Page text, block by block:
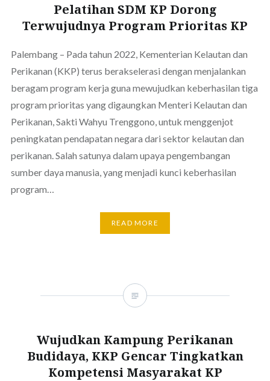
Pelatihan SDM KP Dorong
Terwujudnya Program Prioritas KP
Palembang – Pada tahun 2022, Kementerian Kelautan dan
Perikanan (KKP) terus berakselerasi dengan menjalankan
beragam program kerja guna mewujudkan keberhasilan tiga
program prioritas yang digaungkan Menteri Kelautan dan
Perikanan, Sakti Wahyu Trenggono, untuk menggenjot
peningkatan pendapatan negara dari sektor kelautan dan
perikanan. Salah satunya dalam upaya pengembangan
sumber daya manusia, yang menjadi kunci keberhasilan
program…
READ MORE
Wujudkan Kampung Perikanan
Budidaya, KKP Gencar Tingkatkan
Kompetensi Masyarakat KP